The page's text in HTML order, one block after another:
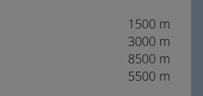
1500 m
3000 m
8500 m
5500 m